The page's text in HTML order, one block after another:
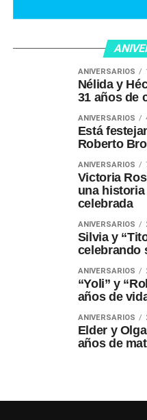
ANIVERSARIOS
Nélida y
31 años de
ANIVERSARIOS
Está
Roberto
ANIVERSARIOS
Victoria
una
celebrada
ANIVERSARIOS
Silvia y
celebrando
ANIVERSARIOS
“Yoli” y
años de
ANIVERSARIOS
Elder y
años de